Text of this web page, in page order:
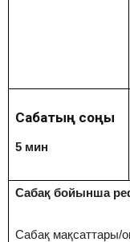
Сабақтың соңы
5 мин
Сабақ бойынша
Сабақ мақсаттары/